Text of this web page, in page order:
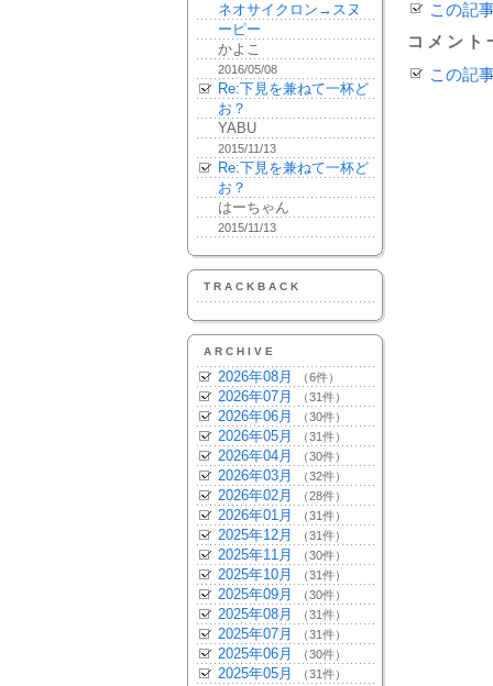
ネオサイクロン→スヌ
ーピー
かよこ
2016/05/08
Re:下見を兼ねて一杯ど
お？
YABU
2015/11/13
Re:下見を兼ねて一杯ど
お？
はーちゃん
2015/11/13
TRACKBACK
ARCHIVE
2026年08月 （6件）
2026年07月 （31件）
2026年06月 （30件）
2026年05月 （31件）
2026年04月 （30件）
2026年03月 （32件）
2026年02月 （28件）
2026年01月 （31件）
2025年12月 （31件）
2025年11月 （30件）
2025年10月 （31件）
2025年09月 （30件）
2025年08月 （31件）
2025年07月 （31件）
2025年06月 （30件）
2025年05月 （31件）
この記
コメント
この記